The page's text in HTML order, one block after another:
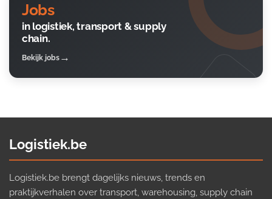
Jobs
in logistiek, transport & supply
chain.
Bekijk jobs
Logistiek.be
Logistiek.be brengt dagelijks nieuws, trends en
praktijkverhalen over transport, warehousing, supply chain